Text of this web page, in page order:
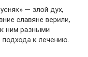
— злой дух,
славяне верили,
ним разными
к лечению.